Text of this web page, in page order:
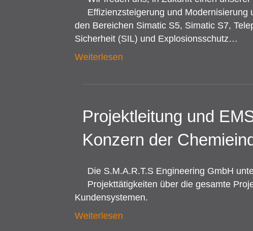
Effizienzsteigerung und
den Bereichen Simatic S5, Simatic S7,
Sicherheit (SIL) und Explosionsschutz…
Weiterlesen
Projektleitung und
Konzern der
Die S.M.A.R.T.S Engineering GmbH
Projekttätigkeiten über die gesamte
Kundensystemen.
Weiterlesen